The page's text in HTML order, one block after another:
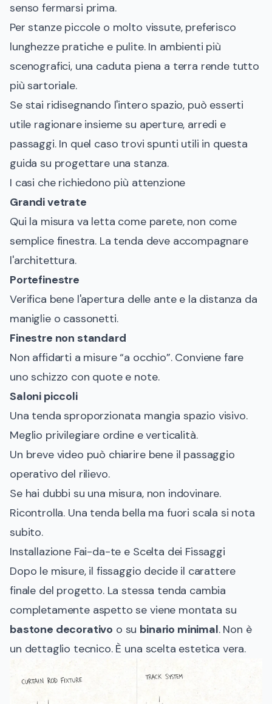
senso fermarsi prima.
Per stanze piccole o molto vissute, preferisco
lunghezze pratiche e pulite. In ambienti più
scenografici, una caduta piena a terra rende tutto
più sartoriale.
Se stai ridisegnando l'intero spazio, può esserti
utile ragionare insieme su aperture, arredi e
passaggi. In quel caso trovi spunti utili in questa
guida su progettare una stanza.
I casi che richiedono più attenzione
Grandi vetrate
Qui la misura va letta come parete, non come
semplice finestra. La tenda deve accompagnare
l'architettura.
Portefinestre
Verifica bene l'apertura delle ante e la distanza da
maniglie o cassonetti.
Finestre non standard
Non affidarti a misure “a occhio”. Conviene fare
uno schizzo con quote e note.
Saloni piccoli
Una tenda sproporzionata mangia spazio visivo.
Meglio privilegiare ordine e verticalità.
Un breve video può chiarire bene il passaggio
operativo del rilievo.
Se hai dubbi su una misura, non indovinare.
Ricontrolla. Una tenda bella ma fuori scala si nota
subito.
Installazione Fai-da-te e Scelta dei Fissaggi
Dopo le misure, il fissaggio decide il carattere
finale del progetto. La stessa tenda cambia
completamente aspetto se viene montata su
bastone decorativo o su binario minimal. Non è
un dettaglio tecnico. È una scelta estetica vera.